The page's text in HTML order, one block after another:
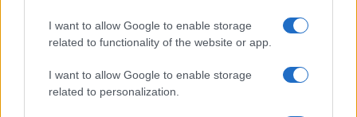
I want to allow Google to enable storage
related to functionality of the website or app.
I want to allow Google to enable storage
related to personalization.
PIÙ LETTI